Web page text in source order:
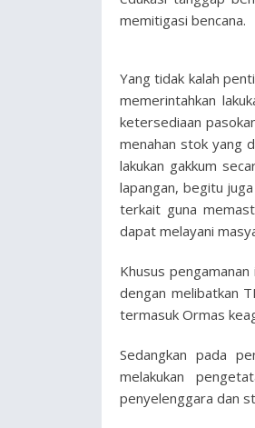
memitigasi bencana.
Yang tidak kalah
memerintahkan
ketersediaan
menahan stok yang
lakukan gakkum
lapangan, begitu
terkait guna
dapat melayani
Khusus
dengan melibatkan
termasuk Ormas
Sedangkan pada
melakukan
penyelenggara dan